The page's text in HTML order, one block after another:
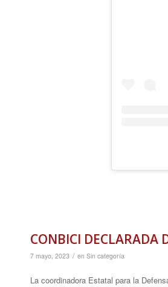
CONBICI DECLARADA
7 mayo, 2023 / en Sin categoría
La coordinadora Estatal para la